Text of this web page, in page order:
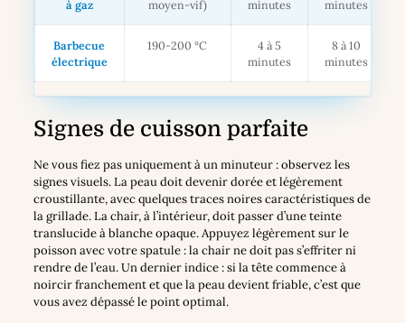
à gaz moyen-vif) minutes minutes
Barbecue
électrique
190-200 °C
4 à 5
minutes
8 à 10
minutes
Signes de cuisson parfaite
Ne vous fiez pas uniquement à un minuteur : observez les
signes visuels. La peau doit devenir dorée et légèrement
croustillante, avec quelques traces noires caractéristiques de
la grillade. La chair, à l’intérieur, doit passer d’une teinte
translucide à blanche opaque. Appuyez légèrement sur le
poisson avec votre spatule : la chair ne doit pas s’effriter ni
rendre de l’eau. Un dernier indice : si la tête commence à
noircir franchement et que la peau devient friable, c’est que
vous avez dépassé le point optimal.